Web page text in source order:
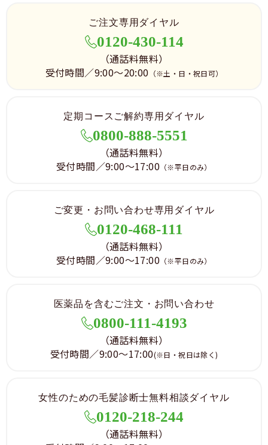
本サービスでの支払い金額、および手段につきまして
は、各商品のお申し込みフォーム、及びご注文ガイド
に準ずるものとします。ご利用者がクレジットカード
当該クレジットカード会社などの間で何等か紛争が発
生した場合は、当該当事者双方で解決するものとし、
当社は一切責任を負わないものとします。
4.取引について
1）料金等の支払債務の履行遅延、または不履行があ
った場合
2）代金引換またはクレジットカードによるお支払い
への変更をお願いした際に、ご了承をいただけない場
4）日本国外にお住まい、または法人の場合
5）その他、ウェルベストが会員として不適当と判断
本サイトに掲載されている情報、または本サイトを利
料金・内容は、予告なく変更されることがございま
す。また、予告なしに本サイトに掲載した情報を変
更、あるいは本サイトの運営を中断または中止させて
いただくことがありますので、あらかじめご了承くだ
ご注文専用ダイヤル
0120-430-114
（通話料無料）
受付時間／9:00～20:00 （※土・日・祝日可）
定期コースご解約専用ダイヤル
0800-888-5551
（通話料無料）
受付時間／9:00～17:00 （※平日のみ）
ご変更・お問い合わせ専用ダイヤル
0120-468-111
（通話料無料）
受付時間／9:00～17:00 （※平日のみ）
医薬品を含むご注文・お問い合わせ
0800-111-4193
（通話料無料）
受付時間／9:00～17:00(※日・祝日は除く)
女性のための毛髪診断士無料相談ダイヤル
0120-218-244
（通話料無料）